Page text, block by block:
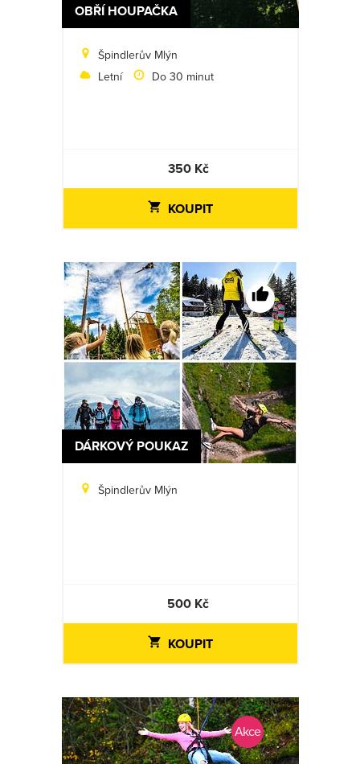
OBŘÍ HOUPAČKA
Špindlerův Mlýn
Letní
Do 30 minut
350 Kč
KOUPIT
DÁRKOVÝ POUKAZ
Špindlerův Mlýn
500 Kč
KOUPIT
Akce